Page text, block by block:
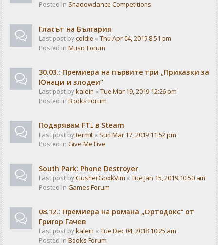
Posted in Shadowdance Competitions
Гласът на България
Last post bycoldie « Thu Apr 04, 2019 8:51 pm
Posted in Music Forum
30.03.: Премиера на първите три „Приказки за
Юнаци и злодеи“
Last post bykalein « Tue Mar 19, 2019 12:26 pm
Posted in Books Forum
Подарявам FTL в Steam
Last post bytermit « Sun Mar 17, 2019 11:52 pm
Posted in Give Me Five
South Park: Phone Destroyer
Last post byGusherGookVim « Tue Jan 15, 2019 10:50 am
Posted in Games Forum
08.12.: Премиера на романа „Ортодокс“ от
Григор Гачев
Last post bykalein « Tue Dec 04, 2018 10:25 am
Posted in Books Forum